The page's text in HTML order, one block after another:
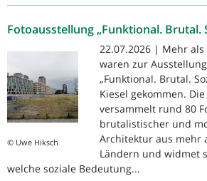
Fotoausstellung „Funktional. Brutal.
© Uwe Hiksch
22.07.2026 | Mehr
waren zur
„Funktional. Brutal.
Kiesel gekommen.
versammelt rund 80
brutalistischer und
Architektur aus mehr
Ländern und widmet
welche soziale Bedeutung...